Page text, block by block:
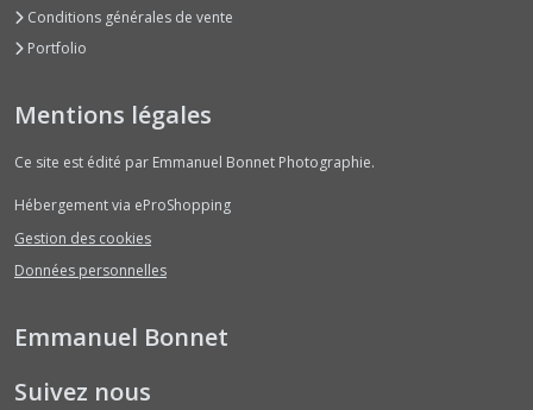
Conditions générales de vente
Portfolio
Mentions légales
Ce site est édité par Emmanuel Bonnet Photographie.
Hébergement via eProShopping
Gestion des cookies
Données personnelles
Emmanuel Bonnet
Suivez nous